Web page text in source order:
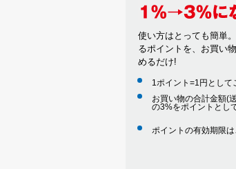
使い方はとっても簡単
るポイントを、お買い
めるだけ!
1ポイント=1円として
お買い物の合計金額(
の3%をポイントとし
ポイントの有効期限は